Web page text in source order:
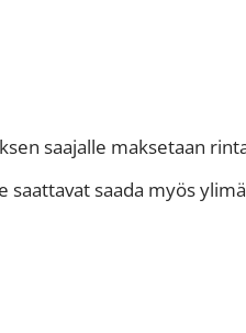
saajalle maksetaan
saada myös